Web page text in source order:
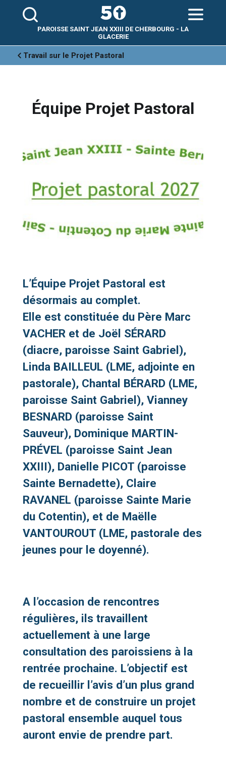
personnels
PAROISSE SAINT JEAN XXIII DE CHERBOURG - LA
GLACERIE
Travail sur le Projet Pastoral
Équipe Projet Pastoral
L’Équipe Projet Pastoral est
désormais au complet.
Elle est constituée du Père Marc
VACHER et de Joël SÉRARD
(diacre, paroisse Saint Gabriel),
Linda BAILLEUL (LME, adjointe en
pastorale), Chantal BÉRARD (LME,
paroisse Saint Gabriel), Vianney
BESNARD (paroisse Saint
Sauveur), Dominique MARTIN-
PRÉVEL (paroisse Saint Jean
XXIII), Danielle PICOT (paroisse
Sainte Bernadette), Claire
RAVANEL (paroisse Sainte Marie
du Cotentin), et de Maëlle
VANTOUROUT (LME, pastorale des
jeunes pour le doyenné).
A l’occasion de rencontres
régulières, ils travaillent
actuellement à une large
consultation des paroissiens à la
rentrée prochaine. L’objectif est
de recueillir l’avis d’un plus grand
nombre et de construire un projet
pastoral ensemble auquel tous
auront envie de prendre part.